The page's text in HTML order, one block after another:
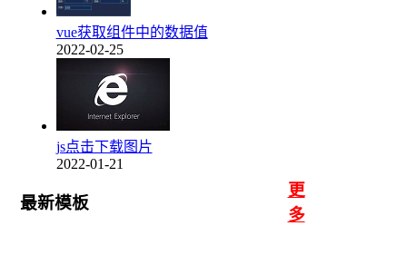
vue获取组件中的数据值
2022-02-25
js点击下载图片
2022-01-21
最新模板
更
多